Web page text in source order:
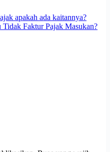
apakah ada kaitannya?
Faktur Pajak Masukan?